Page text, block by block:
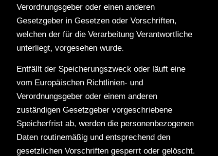
Verordnungsgeber oder einen anderen
Gesetzgeber in Gesetzen oder Vorschriften,
welchen der für die Verarbeitung Verantwortliche
unterliegt, vorgesehen wurde.
Entfällt der Speicherungszweck oder läuft eine
vom Europäischen Richtlinien- und
Verordnungsgeber oder einem anderen
zuständigen Gesetzgeber vorgeschriebene
Speicherfrist ab, werden die personenbezogenen
Daten routinemäßig und entsprechend den
gesetzlichen Vorschriften gesperrt oder gelöscht.